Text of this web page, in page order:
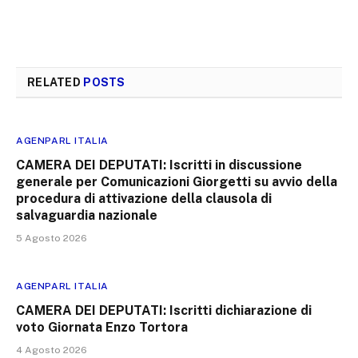
RELATED POSTS
AGENPARL ITALIA
CAMERA DEI DEPUTATI: Iscritti in discussione
generale per Comunicazioni Giorgetti su avvio della
procedura di attivazione della clausola di
salvaguardia nazionale
5 Agosto 2026
AGENPARL ITALIA
CAMERA DEI DEPUTATI: Iscritti dichiarazione di
voto Giornata Enzo Tortora
4 Agosto 2026